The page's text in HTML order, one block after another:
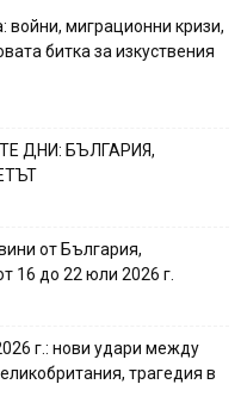
войни, миграционни кризи,
битка за изкуствения
ДНИ: БЪЛГАРИЯ,
от България,
16 до 22 юли 2026 г.
г.: нови удари между
трагедия в